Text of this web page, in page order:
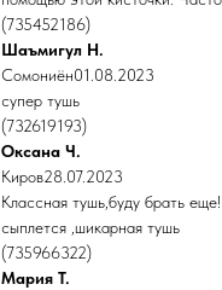
(735452186)
Шаъмигул Н.
Сомониён01.08.2023
супер тушь
(732619193)
Оксана Ч.
Киров28.07.2023
Классная тушь,буду брать
сыплется ,шикарная тушь
(735966322)
Мария Т.